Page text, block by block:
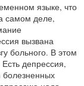
языке, что
самом деле,
вызвана
больного. В этом
депрессия,
болезненных